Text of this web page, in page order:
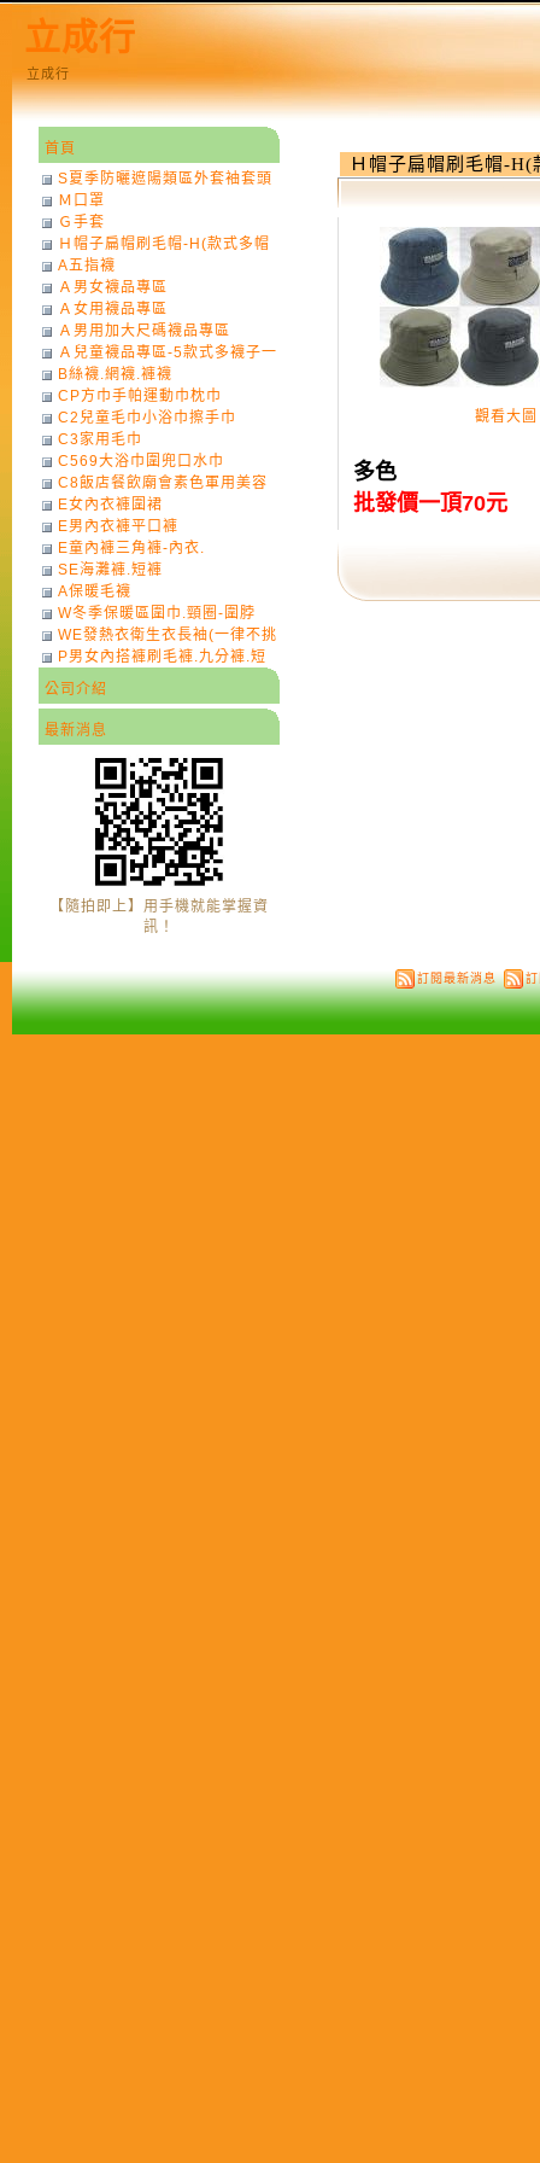
立成行
立成行
Ｈ帽子扁帽刷毛帽-
觀看大圖
多色
批發價一頂70元
首頁
S夏季防曬遮陽類區外套袖套頭
巾
Ｍ口罩
Ｇ手套
Ｈ帽子扁帽刷毛帽-H(款式多帽
子一律不挑色)
A五指襪
Ａ男女襪品專區
Ａ女用襪品專區
Ａ男用加大尺碼襪品專區
Ａ兒童襪品專區-5款式多襪子一
律不挑款式花色)
B絲襪.網襪.褲襪
CP方巾手帕運動巾枕巾
C2兒童毛巾小浴巾擦手巾
C3家用毛巾
C569大浴巾圍兜口水巾
C8飯店餐飲廟會素色軍用美容
巾
E女內衣褲圍裙
E男內衣褲平口褲
E童內褲三角褲-內衣.
SE海灘褲.短褲
A保暖毛襪
W冬季保暖區圍巾.頸圈-圍脖
WE發熱衣衛生衣長袖(一律不挑
色)-7
P男女內搭褲刷毛褲.九分褲.短
褲
公司介紹
最新消息
【隨拍即上】用手機就能掌握資
訊！
訂閱最新消息 訂